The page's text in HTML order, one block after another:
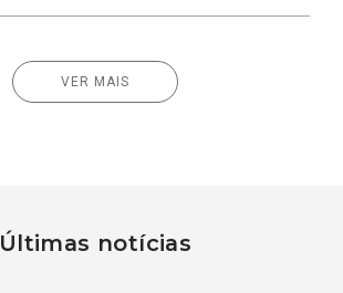
VER MAIS
Últimas notícias